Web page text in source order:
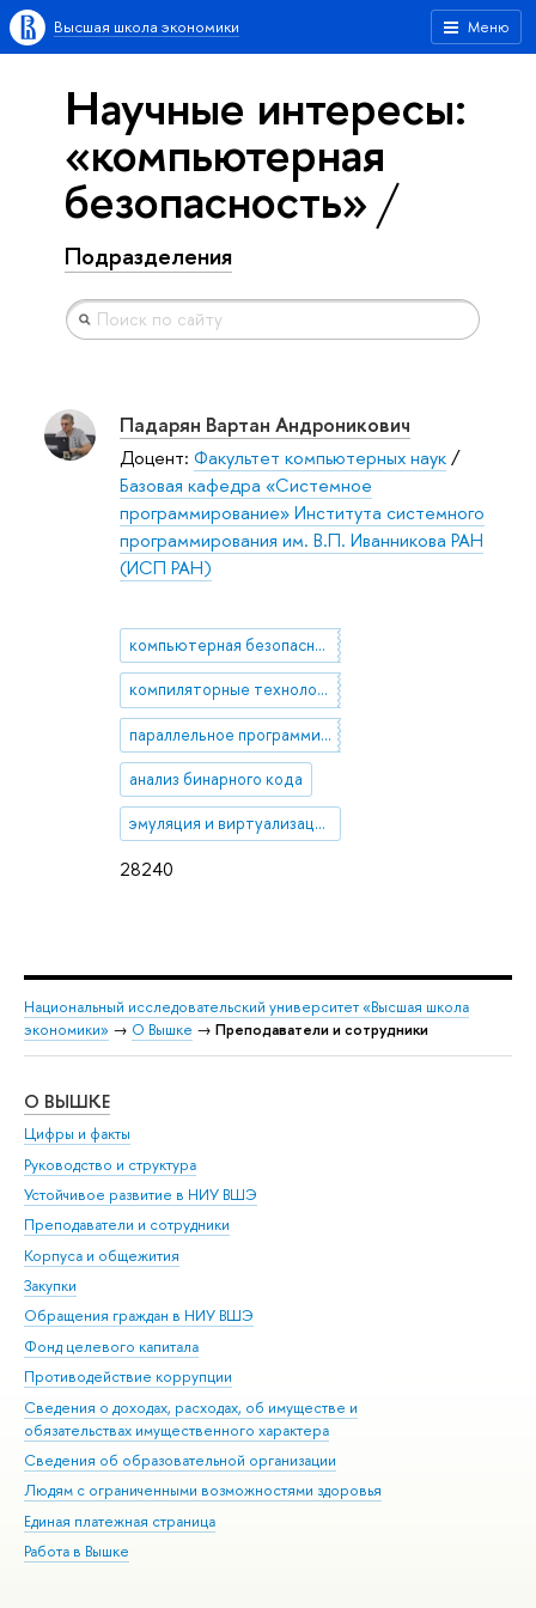
Меню
Высшая школа экономики
Научные интересы:
«компьютерная
безопасность»
Подразделения
28240
Падарян Вартан Андроникович
Доцент: Факультет компьютерных наук/
Базовая кафедра «Системное
программирование» Института системного
программирования им. В.П. Иванникова РАН
(ИСП РАН)
компьютерная безопасность
компиляторные технологии
параллельное программирование
анализ бинарного кода
эмуляция и виртуализация
Национальный исследовательский университет «Высшая школа
экономики» → О Вышке → Преподаватели и сотрудники
О ВЫШКЕ
Цифры и факты
Руководство и структура
Устойчивое развитие в НИУ ВШЭ
Преподаватели и сотрудники
Корпуса и общежития
Закупки
Обращения граждан в НИУ ВШЭ
Фонд целевого капитала
Противодействие коррупции
Сведения о доходах, расходах, об имуществе и
обязательствах имущественного характера
Сведения об образовательной организации
Людям с ограниченными возможностями здоровья
Единая платежная страница
Работа в Вышке